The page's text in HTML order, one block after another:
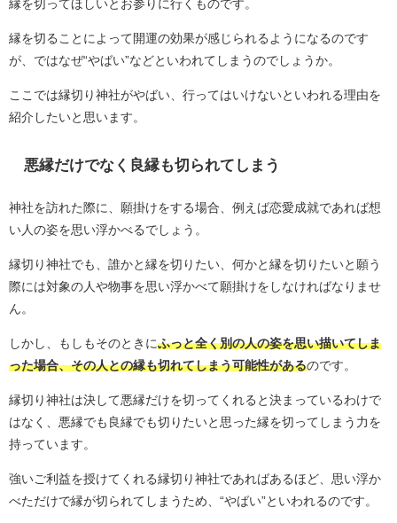
縁を切ってほしいとお参りに行くものです。
縁を切ることによって開運の効果が感じられるようになるのです
が、ではなぜ“やばい”などといわれてしまうのでしょうか。
ここでは縁切り神社がやばい、行ってはいけないといわれる理由を
紹介したいと思います。
悪縁だけでなく良縁も切られてしまう
神社を訪れた際に、願掛けをする場合、例えば恋愛成就であれば想
い人の姿を思い浮かべるでしょう。
縁切り神社でも、誰かと縁を切りたい、何かと縁を切りたいと願う
際には対象の人や物事を思い浮かべて願掛けをしなければなりませ
ん。
しかし、もしもそのときにふっと全く別の人の姿を思い描いてしま
った場合、その人との縁も切れてしまう可能性があるのです。
縁切り神社は決して悪縁だけを切ってくれると決まっているわけで
はなく、悪縁でも良縁でも切りたいと思った縁を切ってしまう力を
持っています。
強いご利益を授けてくれる縁切り神社であればあるほど、思い浮か
べただけで縁が切られてしまうため、“やばい”といわれるのです。